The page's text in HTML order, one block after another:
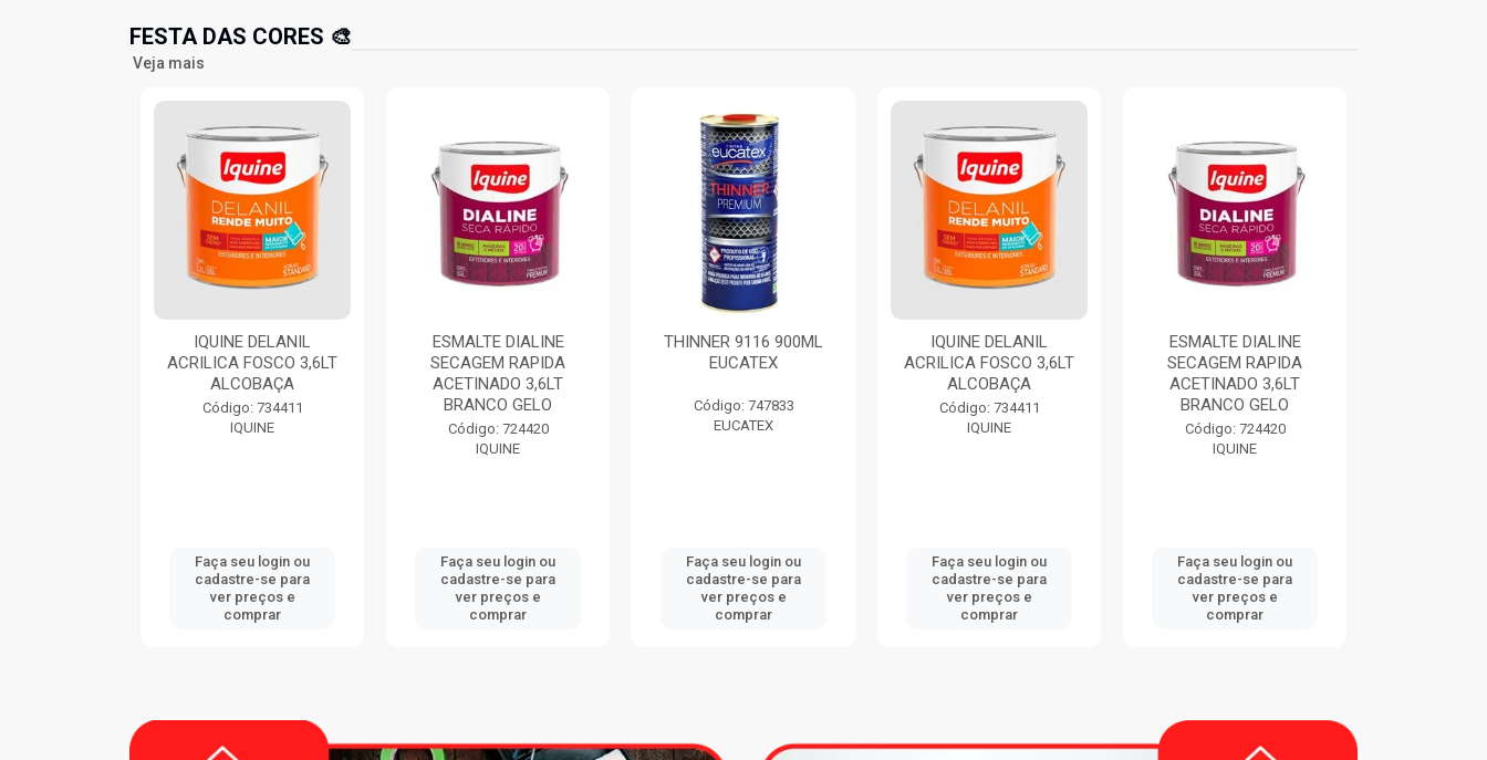
FESTA DAS CORES 🎨
Veja mais
ESMALTE DIALINE
SECAGEM RAPIDA
ACETINADO 3,6LT
BRANCO GELO
Código: 724420
Faça seu login ou
cadastre-se para
ver preços e
comprar
THINNER 9116 900ML
EUCATEX
Código: 747833
EUCATEX
Faça seu login ou
cadastre-se para
ver preços e
comprar
IQUINE DELANIL
ACRILICA FOSCO 3,6LT
Código: 734411
IQUINE
Faça seu login ou
cadastre-se para
ver preços e
comprar
ESMALTE DIALINE
SECAGEM RAPIDA
ACETINADO 3,6LT
BRANCO GELO
Código: 724420
Faça seu login ou
cadastre-se para
ver preços e
comprar
THINNER 9116 900ML
EUCATEX
Código: 747833
EUCATEX
Faça seu login ou
cadastre-se para
ver preços e
comprar